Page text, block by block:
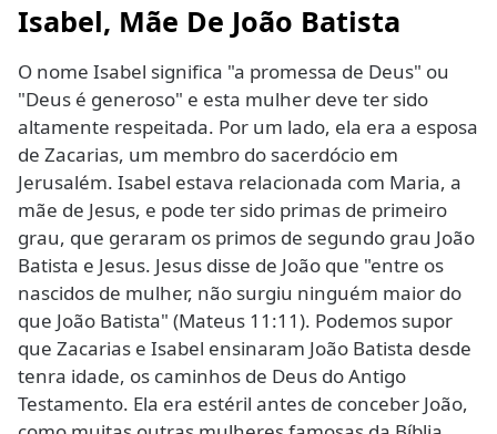
Isabel, Mãe De João Batista
O nome Isabel significa "a promessa de Deus" ou
"Deus é generoso" e esta mulher deve ter sido
altamente respeitada. Por um lado, ela era a esposa
de Zacarias, um membro do sacerdócio em
Jerusalém. Isabel estava relacionada com Maria, a
mãe de Jesus, e pode ter sido primas de primeiro
grau, que geraram os primos de segundo grau João
Batista e Jesus. Jesus disse de João que "entre os
nascidos de mulher, não surgiu ninguém maior do
que João Batista" (Mateus 11:11). Podemos supor
que Zacarias e Isabel ensinaram João Batista desde
tenra idade, os caminhos de Deus do Antigo
Testamento. Ela era estéril antes de conceber João,